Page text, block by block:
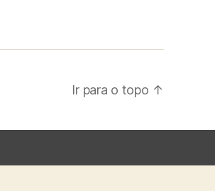
Ir para o topo ↑